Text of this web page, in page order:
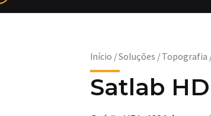
Início /Soluções / Topografia
Satlab